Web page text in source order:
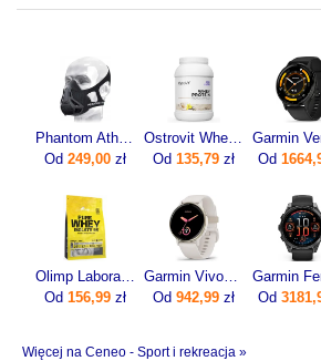
Phantom Athletics Maska Treningowa Wydolnościowa Fitness L
Od 249,00 zł
Ostrovit Whey Protein 700g
Od 135,79 zł
Od
Olimp Laboratories Pure Whey Isolate 95 600g
Od 156,99 zł
Garmin Vivoactive 5 Ivory (010-02862-11)
Od 942,99 zł
Od
Więcej na Ceneo - Sport i rekreacja »